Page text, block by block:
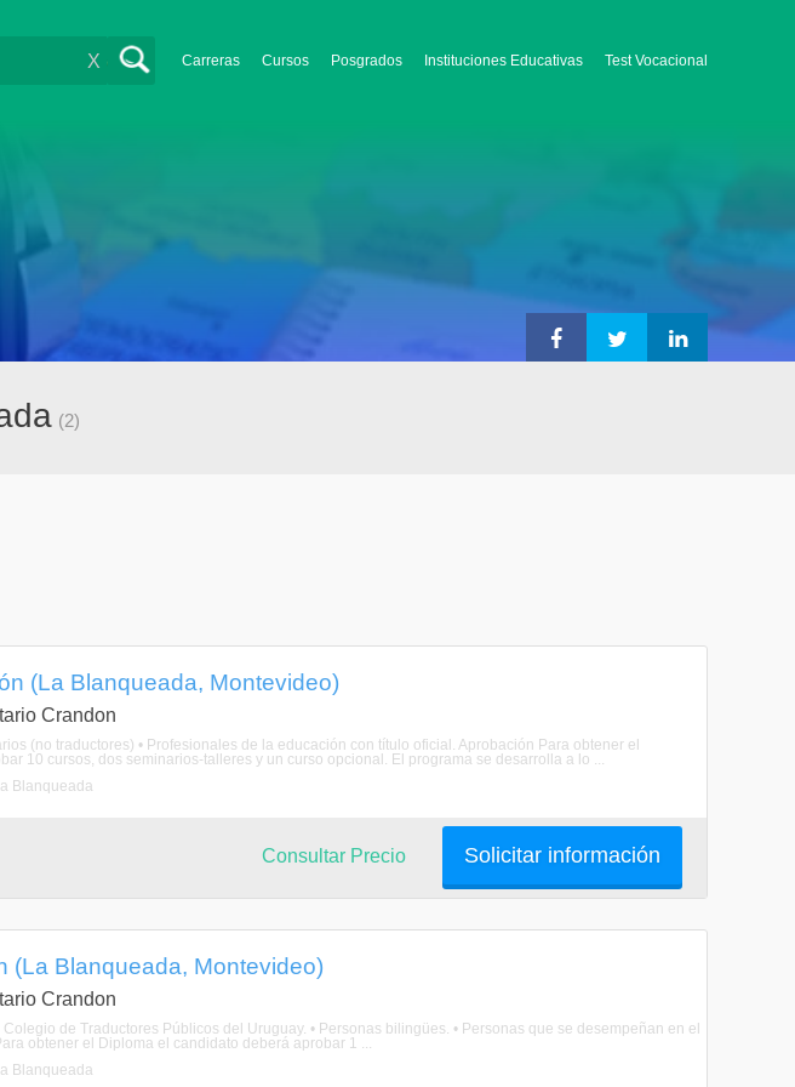
Carreras Cursos Posgrados Instituciones Educativas Test Vocacional
X
(2)
(La Blanqueada, Montevideo)
Crandon
(no traductores) • Profesionales de la educación con título oficial. Aprobación Para obtener el
10 cursos, dos seminarios-talleres y un curso opcional. El programa se desarrolla a lo ...
Blanqueada
Solicitar información
Consultar Precio
(La Blanqueada, Montevideo)
Crandon
de Traductores Públicos del Uruguay. • Personas bilingües. • Personas que se desempeñan en el
obtener el Diploma el candidato deberá aprobar 1 ...
Blanqueada